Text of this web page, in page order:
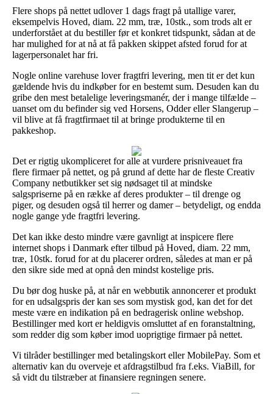
Flere shops på nettet udlover 1 dags fragt på utallige varer,
eksempelvis Hoved, diam. 22 mm, træ, 10stk., som trods alt er
underforstået at du bestiller før et konkret tidspunkt, sådan at de
har mulighed for at nå at få pakken skippet afsted forud for at
lagerpersonalet har fri.
Nogle online varehuse lover fragtfri levering, men tit er det kun
gældende hvis du indkøber for en bestemt sum. Desuden kan du
gribe den mest betalelige leveringsmanér, der i mange tilfælde –
uanset om du befinder sig ved Horsens, Odder eller Slangerup –
vil blive at få fragtfirmaet til at bringe produkterne til en
pakkeshop.
Det er rigtig ukompliceret for alle at vurdere prisniveauet fra
flere firmaer på nettet, og på grund af dette har de fleste Creativ
Company netbutikker set sig nødsaget til at mindske
salgspriserne på en række af deres produkter – til drenge og
piger, og desuden også til herrer og damer – betydeligt, og endda
nogle gange yde fragtfri levering.
Det kan ikke desto mindre være gavnligt at inspicere flere
internet shops i Danmark efter tilbud på Hoved, diam. 22 mm,
træ, 10stk. forud for at du placerer ordren, således at man er på
den sikre side med at opnå den mindst kostelige pris.
Du bør dog huske på, at når en webbutik annoncerer et produkt
for en udsalgspris der kan ses som mystisk god, kan det for det
meste være en indikation på en bedragerisk online webshop.
Bestillinger med kort er heldigvis omsluttet af en foranstaltning,
som redder dig som køber imod uoprigtige firmaer på nettet.
Vi tilråder bestillinger med betalingskort eller MobilePay. Som et
alternativ kan du overveje et afdragstilbud fra f.eks. ViaBill, for
så vidt du tilstræber at finansiere regningen senere.